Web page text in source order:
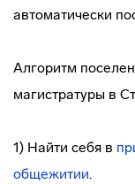
автоматически
Алгоритм
магистратуры в
1) Найти себя в
общежитии.